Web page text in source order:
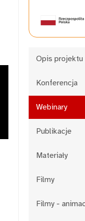
Opis projektu
Konferencja
Webinary
Publikacje
Materiały
Filmy
Filmy -